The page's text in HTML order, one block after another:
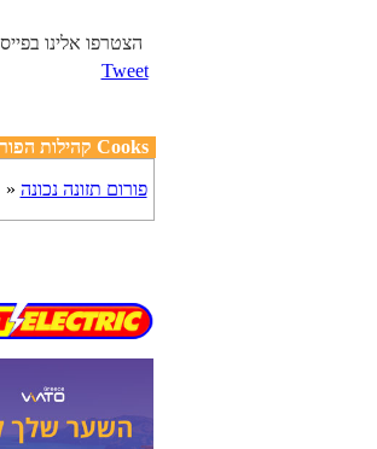
Tweet
קהילות הפורומים של Cooks
» פורום תזונה נכונה